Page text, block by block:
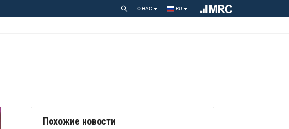
О НАС RU
Похожие новости